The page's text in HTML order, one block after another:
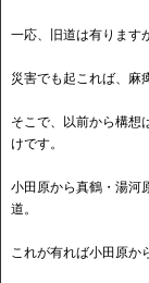
一応、旧道は有ります
災害でも起これば、麻
そこで、以前から構想
けです。
小田原から真鶴・湯河
道。
これが有れば小田原か